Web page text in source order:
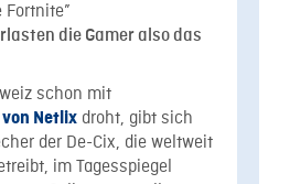
Fortnite”
die Gamer also das
schon mit
Netlix droht, gibt sich
der De-Cix, die weltweit
im Tagesspiegel